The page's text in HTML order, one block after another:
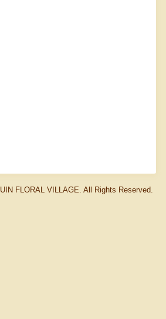
FLORAL VILLAGE . All Rights Reserved.